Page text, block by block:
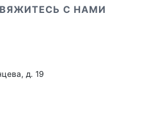
С НАМИ
д. 19